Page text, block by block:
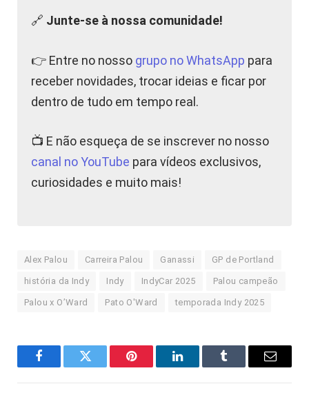
🔗 Junte-se à nossa comunidade!
👉 Entre no nosso grupo no WhatsApp para
receber novidades, trocar ideias e ficar por
dentro de tudo em tempo real.
📺 E não esqueça de se inscrever no nosso
canal no YouTube para vídeos exclusivos,
curiosidades e muito mais!
Alex Palou Carreira Palou Ganassi GP de Portland
história da Indy Indy IndyCar 2025 Palou campeão
Palou x O’Ward Pato O'Ward temporada Indy 2025
FacebookTwitter Pinterest LinkedInTumblr
E-